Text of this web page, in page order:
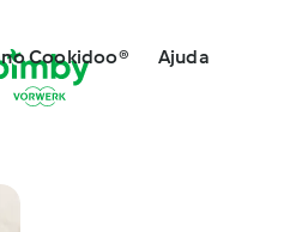
Cookidoo® Ajuda